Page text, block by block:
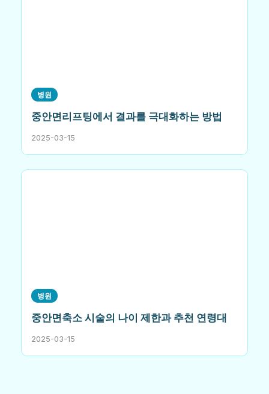
병원
중안면리프팅에서 결과를 극대화하는 방법
2025-03-15
병원
중안면축소 시술의 나이 제한과 추천 연령대
2025-03-15